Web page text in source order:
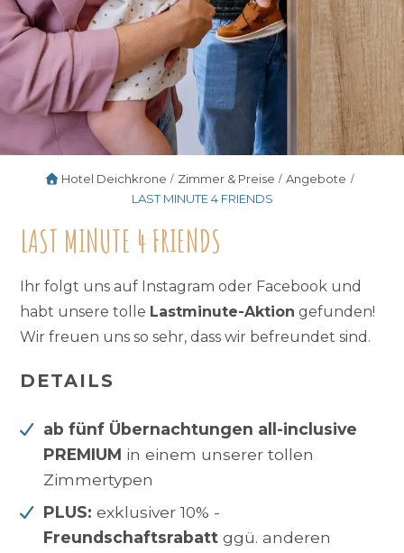
Hotel Deichkrone Zimmer & Preise
Angebote
LAST MINUTE 4 FRIENDS
LAST MINUTE 4 FRIENDS
Ihr folgt uns auf Instagram oder Facebook und
habt unsere tolle Lastminute-Aktion gefunden!
Wir freuen uns so sehr, dass wir befreundet sind.
DETAILS
ab fünf Übernachtungen all-inclusive
PREMIUM in einem unserer tollen
Zimmertypen
PLUS: exklusiver 10% -
Freundschaftsrabatt ggü. anderen